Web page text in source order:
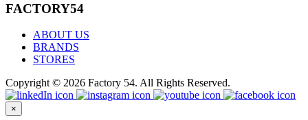
FACTORY54
ABOUT US
BRANDS
STORES
Copyright © 2026 Factory 54. All Rights Reserved.
×